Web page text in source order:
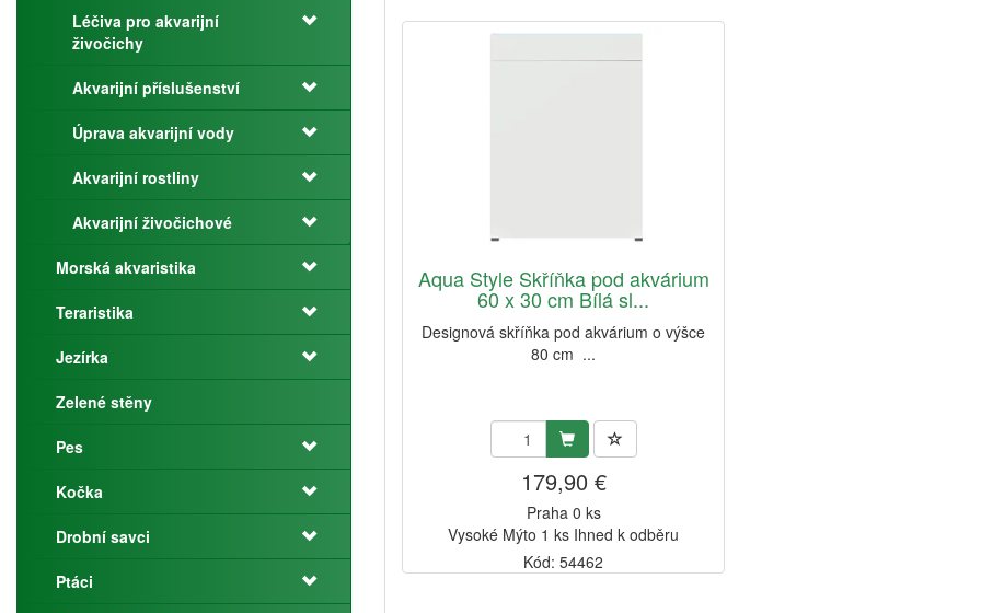
Léčiva pro akvarijní
živočichy
Akvarijní příslušenství
Úprava akvarijní vody
Akvarijní rostliny
Akvarijní živočichové
Morská akvaristika
Teraristika
Jezírka
Zelené stěny
Pes
Kočka
Drobní savci
Ptáci
Aqua Style Skříňka pod akvárium
60 x 30 cm Bílá sl...
Designová skříňka pod akvárium o výšce
80 cm ...
179,90 €
Praha 0 ks
Vysoké Mýto 1 ks Ihned k odběru
Kód: 54462